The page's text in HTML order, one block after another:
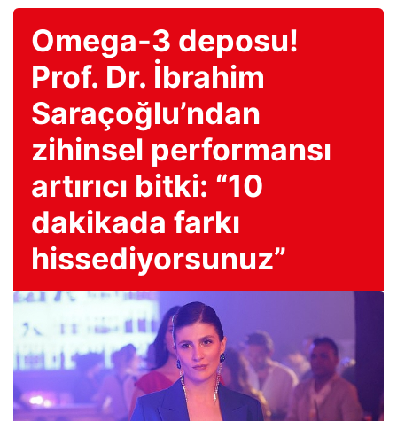
Omega-3 deposu!
Prof. Dr. İbrahim
Saraçoğlu’ndan
zihinsel performansı
artırıcı bitki: “10
dakikada farkı
hissediyorsunuz”